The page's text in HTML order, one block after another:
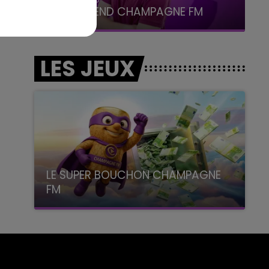
LE WEEK-END CHAMPAGNE FM
LES JEUX
LE SUPER BOUCHON CHAMPAGNE
FM
avec La Famille Champagne FM, à 8H10